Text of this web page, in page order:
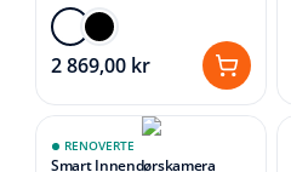
2 869,00 kr
RENOVERTE
Smart Innendørskamera